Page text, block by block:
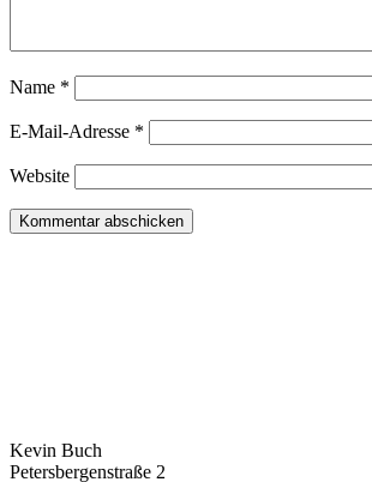
Name *
E-Mail-Adresse *
Website
Kevin Buch
Petersbergenstraße 2